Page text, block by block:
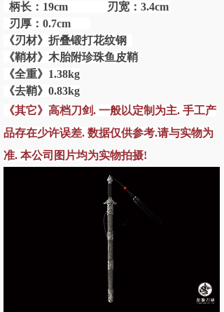
柄长：19cm 刃宽：3.4cm
刃厚：0.7cm
《刃材》折叠锻打花纹钢
《鞘材》木胎附珍珠鱼皮鞘
《全重》1.38kg
《去鞘》0.83kg
《其它》高档刀剑. 一般以定制为主. 手工产
品存在少许误差. 数据仅供参考.请与实物为
准. 本公司图片均为实物拍摄!